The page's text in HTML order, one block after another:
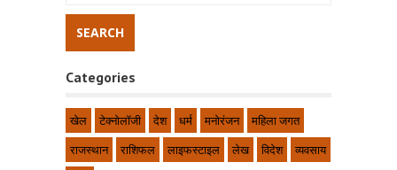
Categories
खेल टेक्नोलॉजी देश धर्म मनोरंजन
महिला जगत
राजस्थान
राशिफल लाइफस्टाइल लेख विदेश
व्यवसाय